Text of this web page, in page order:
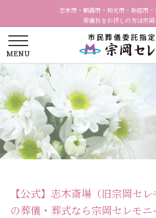
志木市・朝霞市・和光市・新座市
葬儀社をお探しの方は宗
【公式】志木斎場（旧宗岡セ
の葬儀・葬式なら宗岡セレモニ